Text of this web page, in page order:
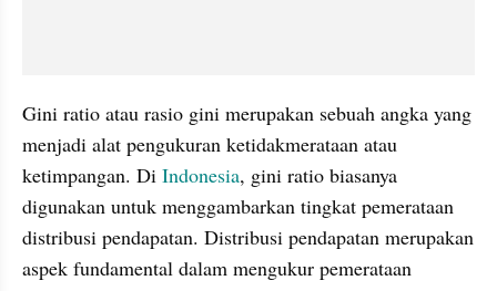
Gini ratio atau rasio gini merupakan sebuah angka yang
menjadi alat pengukuran ketidakmerataan atau
ketimpangan. Di Indonesia, gini ratio biasanya
digunakan untuk menggambarkan tingkat pemerataan
distribusi pendapatan. Distribusi pendapatan merupakan
aspek fundamental dalam mengukur pemerataan